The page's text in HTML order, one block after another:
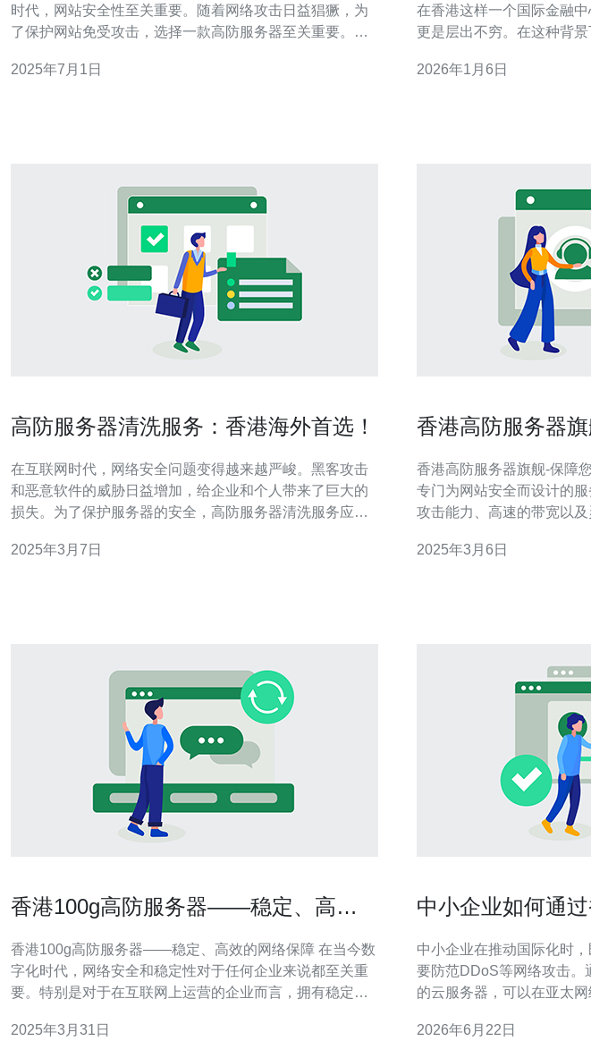
时代，网站安全性至关重要。随着网络攻击日益猖獗，为
了保护网站免受攻击，选择一款高防服务器至关重要。香
安全无忧。 高防服务器是一种专门设计用于抵御各种网络
2025年7月1日
在香港这样一个国际金融
更是层出不穷。在这种背
服务器的优势与使用技巧。 首先，高防服务器的最大优势
2026年1月6日
高防服务器清洗服务：香港海外首选！
在互联网时代，网络安全问题变得越来越严峻。黑客攻击
和恶意软件的威胁日益增加，给企业和个人带来了巨大的
损失。为了保护服务器的安全，高防服务器清洗服务应运
网络安全方面具有明显的优势。 高防服务器清洗服务是一
2025年3月7日
香港高防服务器
香港高防服务器旗舰-保障您的网站安全
专门为网站安全而设计的
攻击能力、高速的带宽以
中受益。 香港高防服务器作为亚洲地区最大的互联网交换
2025年3月6日
香港100g高防服务器——稳定、高效
香港100g高防服务器——稳定、高效的网络保障 在当今数
字化时代，网络安全和稳定性对于任何企业来说都至关重
要。特别是对于在互联网上运营的企业而言，拥有稳定、
务器正是为满足这一需求而设计的，下面我们将介绍其特
2025年3月31日
中小企业如何通
中小企业在推动国际化时
要防范DDoS等网络攻击。
的云服务器，可以在亚太
撑。 为什么选择香港作为中小企业的高防云部署地? 香港
2026年6月22日